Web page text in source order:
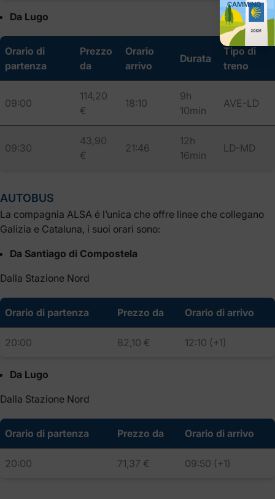
CAMMINO
Da Lugo
Orario di
partenza
Prezzo
da
Orario
arrivo
Durata
Tipo di
treno
09:00
114,20
€
18:10
9h
10min
AVE-LD
09:30
43,90
€
21:46
12h
16min
LD-MD
AUTOBUS
La compagnia ALSA é l’unica che offre linee che collegano
Galizia e Cataluna, i suoi orari sono:
Da Santiago di Compostela
Dalla Stazione Nord
Orario di partenza Prezzo da Orario di arrivo
20:00 82,10 € 12:10 (+1)
Da Lugo
Dalla Stazione Nord
Orario di partenza Prezzo da Orario di arrivo
20:00 71,37 € 09:50 (+1)